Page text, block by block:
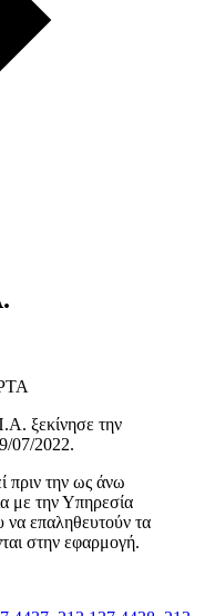
ξεκίνησε την
07/2022.
πριν την ως άνω
με την Υπηρεσία
επαληθευτούν τα
στην εφαρμογή.